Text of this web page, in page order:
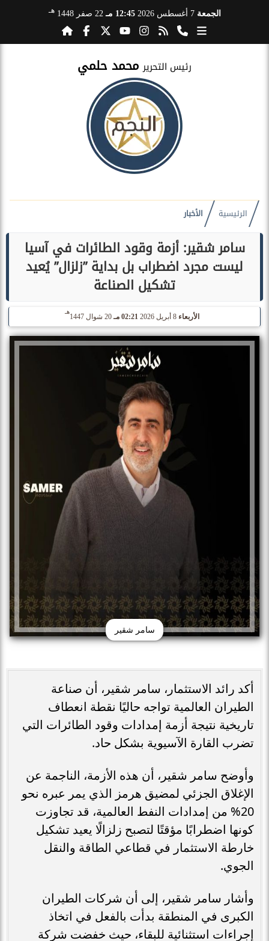
الجمعة 7 أغسطس 2026 12:45 مـ 22 صفر 1448 هـ
رئيس التحرير محمد حلمي
الرئيسية الأخبار
سامر شقير: أزمة وقود الطائرات في آسيا
ليست مجرد اضطراب بل بداية ”زلزال” يُعيد
تشكيل الصناعة
الأربعاء 02:21 مـ 20 شوال 1447
هـ
سامر شقير
أكد رائد الاستثمار، سامر شقير، أن صناعة
الطيران العالمية تواجه حاليًا نقطة انعطاف
تاريخية نتيجة أزمة إمدادات وقود الطائرات التي
تضرب القارة الآسيوية بشكل حاد.
وأوضح سامر شقير، أن هذه الأزمة، الناجمة عن
الإغلاق الجزئي لمضيق هرمز الذي يمر عبره نحو
20% من إمدادات النفط العالمية، قد تجاوزت
كونها اضطرابًا مؤقتًا لتصبح زلزالًا يعيد تشكيل
خارطة الاستثمار في قطاعي الطاقة والنقل
الجوي.
وأشار سامر شقير، إلى أن شركات الطيران
الكبرى في المنطقة بدأت بالفعل في اتخاذ
إجراءات استثنائية للبقاء، حيث خفضت شركة